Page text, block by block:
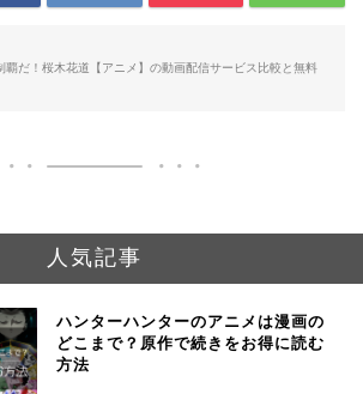
覇だ！桜木花道【アニメ】の動画配信サービス比較と無料
人気記事
ハンターハンターのアニメは漫画の
どこまで？原作で続きをお得に読む
方法